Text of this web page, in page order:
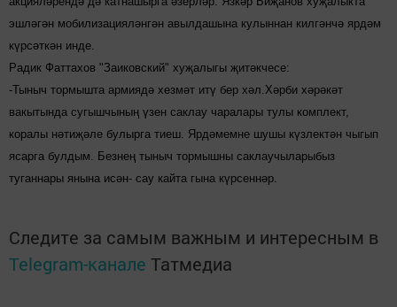
эшләгән мобилизацияләнгән авылдашына кулыннан килгәнчә ярдәм
күрсәткән инде.
Радик Фаттахов "Заиковский" хуҗалыгы җитәкчесе:
-Тыныч тормышта армиядә хезмәт итү бер хәл.Хәрби хәрәкәт
вакытында сугышчының үзен саклау чаралары тулы комплект,
коралы нәтиҗәле булырга тиеш. Ярдәмемне шушы күзлектән чыгып
ясарга булдым. Безнең тыныч тормышны саклаучыларыбыз
туганнары янына исән- сау кайта гына күрсеннәр.
Следите за самым важным и интересным в
Telegram-канале Татмедиа